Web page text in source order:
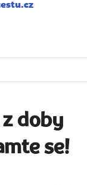
doby
se!